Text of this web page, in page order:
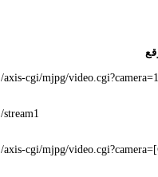
/axis-cgi/mjpg/
/stream1
/axis-cgi/mjpg/